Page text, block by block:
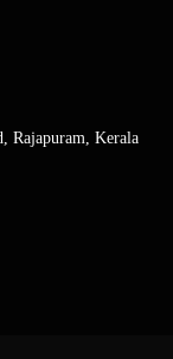
Rajapuram, Kerala